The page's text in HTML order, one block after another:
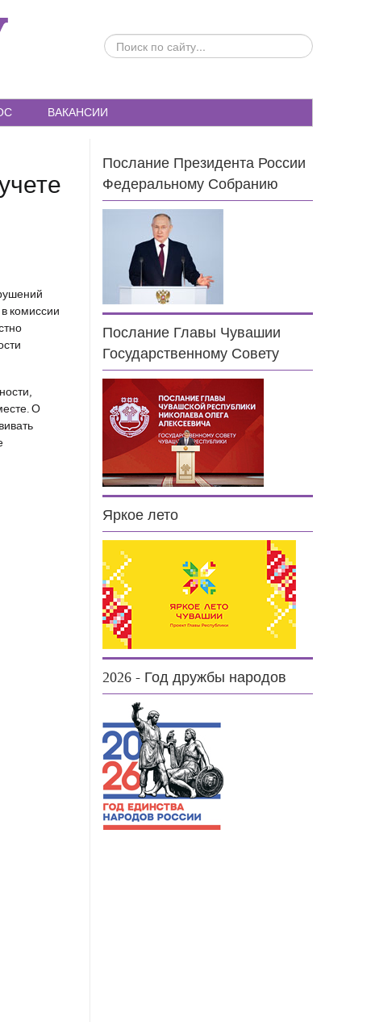
ПОИСК
ПО
ВАКАНСИИ
комиссии
О
Послание Президента России
Федеральному Собранию
Послание Главы Чувашии
Государственному Совету
Яркое лето
2026 - Год дружбы народов